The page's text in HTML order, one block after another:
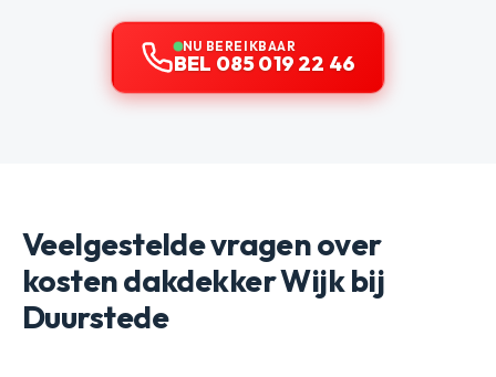
NU BEREIKBAAR
BEL 085 019 22 46
Veelgestelde vragen over
kosten dakdekker Wijk bij
Duurstede